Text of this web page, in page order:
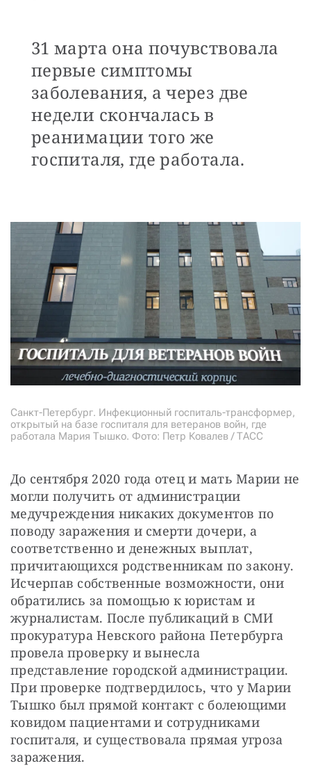
31 марта она почувствовала
первые симптомы
заболевания, а через две
недели скончалась в
реанимации того же
госпиталя, где работала.
Санкт-Петербург. Инфекционный госпиталь-трансформер,
открытый на базе госпиталя для ветеранов войн, где
работала Мария Тышко. Фото: Петр Ковалев / ТАСС
До сентября 2020 года отец и мать Марии не
могли получить от администрации
медучреждения никаких документов по
поводу заражения и смерти дочери, а
соответственно и денежных выплат,
причитающихся родственникам по закону.
Исчерпав собственные возможности, они
обратились за помощью к юристам и
журналистам. После публикаций в СМИ
прокуратура Невского района Петербурга
провела проверку и вынесла
представление городской администрации.
При проверке подтвердилось, что у Марии
Тышко был прямой контакт с болеющими
ковидом пациентами и сотрудниками
госпиталя, и существовала прямая угроза
заражения.